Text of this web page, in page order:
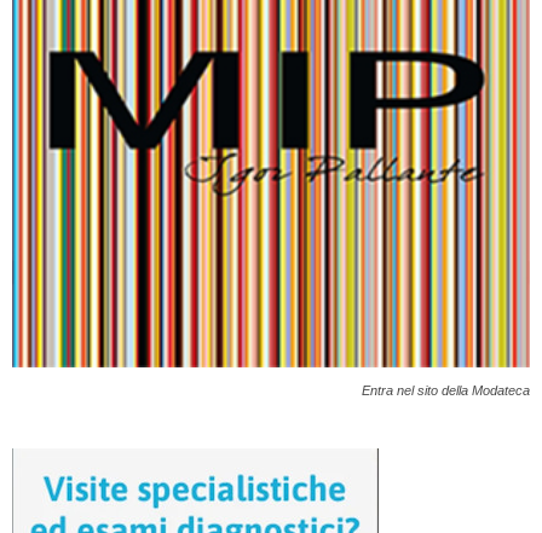
Entra nel sito della Modateca